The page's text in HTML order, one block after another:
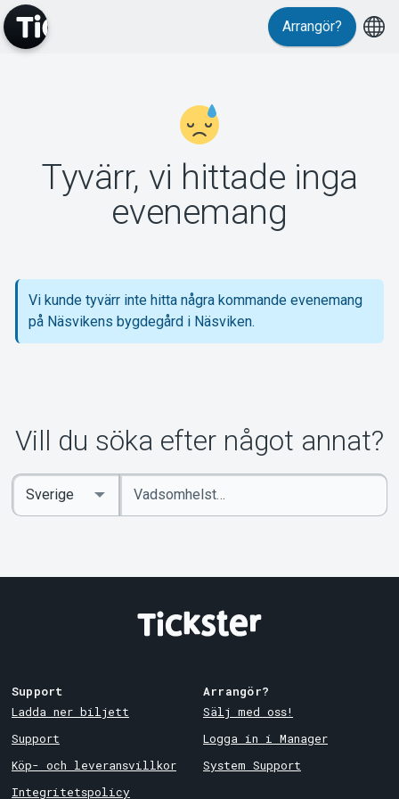
Support
Om Tickster
Arrangör?
Tyvärr, vi hittade inga
evenemang
Vi kunde tyvärr inte hitta några kommande evenemang
på Näsvikens bygdegård i Näsviken.
Vill du söka efter något annat?
Ange
sökord
Select
Country
Support
Ladda ner biljett
Support
Köp- och leveransvillkor
Integritetspolicy
Arrangör?
Sälj med oss!
Logga in i Manager
System Support